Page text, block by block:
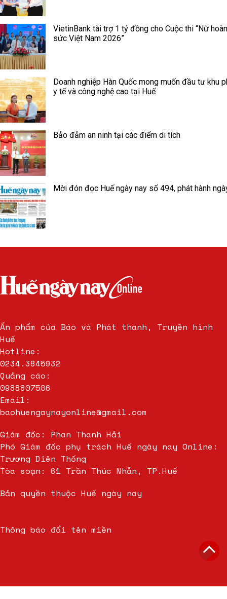
VietinBank tài trợ 1 tỷ đồng cho Cuộc thi “Nữ
sức Việt Nam 2026”
Doanh nghiệp Hàn Quốc mong muốn đầu tư khu
y tế và công nghệ cao tại Huế
Bảo đảm an ninh tại các điểm di tích
Mời đón đọc Huế ngày nay số 494, phát hành
Ấn phẩm của Báo và Phát thanh, Truyền hình
Huế
Hotline:
0234.3845932
Quảng cáo:
0988807506
Email:
baohuengaynayonline@gmail.com
Giám đốc: Phan Thanh Hải
Phó Giám đốc phụ trách Huế ngày nay Online:
Trương Diên Thống
Tòa soạn: 61 Trần Thúc Nhẫn, TP.Huế
Bản quyền thuộc Huế ngày nay
Thông báo đổi tên miền